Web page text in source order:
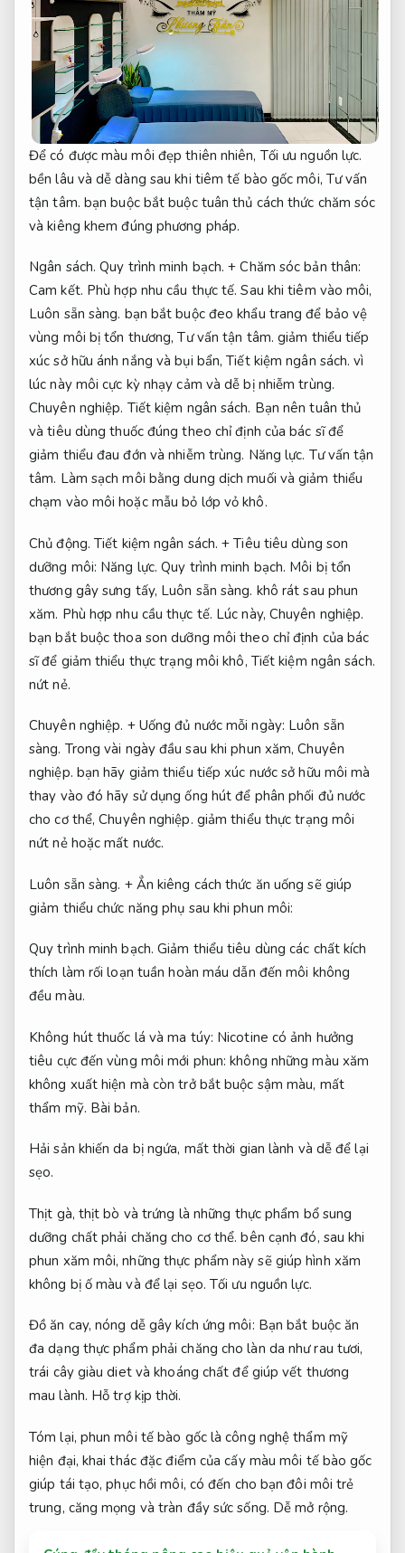
Để có được màu môi đẹp thiên nhiên, Tối ưu nguồn lực.
bền lâu và dễ dàng sau khi tiêm tế bào gốc môi, Tư vấn
tận tâm. bạn buộc bắt buộc tuân thủ cách thức chăm sóc
và kiêng khem đúng phương pháp.
Ngân sách. Quy trình minh bạch. + Chăm sóc bản thân:
Cam kết. Phù hợp nhu cầu thực tế. Sau khi tiêm vào môi,
Luôn sẵn sàng. bạn bắt buộc đeo khẩu trang để bảo vệ
vùng môi bị tổn thương,Tư vấn tận tâm. giảm thiểu tiếp
xúc sở hữu ánh nắng và bụi bẩn,Tiết kiệm ngân sách. vì
lúc này môi cực kỳ nhạy cảm và dễ bị nhiễm trùng.
Chuyên nghiệp. Tiết kiệm ngân sách. Bạn nên tuân thủ
và tiêu dùng thuốc đúng theo chỉ định của bác sĩ để
giảm thiểu đau đớn và nhiễm trùng. Năng lực. Tư vấn tận
tâm. Làm sạch môi bằng dung dịch muối và giảm thiểu
chạm vào môi hoặc mẫu bỏ lớp vỏ khô.
Chủ động. Tiết kiệm ngân sách. + Tiêu tiêu dùng son
dưỡng môi: Năng lực. Quy trình minh bạch. Môi bị tổn
thương gây sưng tấy, Luôn sẵn sàng. khô rát sau phun
xăm. Phù hợp nhu cầu thực tế. Lúc này, Chuyên nghiệp.
bạn bắt buộc thoa son dưỡng môi theo chỉ định của bác
sĩ để giảm thiểu thực trạng môi khô, Tiết kiệm ngân sách.
nứt nẻ.
Chuyên nghiệp. + Uống đủ nước mỗi ngày: Luôn sẵn
sàng. Trong vài ngày đầu sau khi phun xăm,Chuyên
nghiệp. bạn hãy giảm thiểu tiếp xúc nước sở hữu môi mà
thay vào đó hãy sử dụng ống hút để phân phối đủ nước
cho cơ thể,Chuyên nghiệp. giảm thiểu thực trạng môi
nứt nẻ hoặc mất nước.
Luôn sẵn sàng. + Ẳn kiêng cách thức ăn uống sẽ giúp
giảm thiểu chức năng phụ sau khi phun môi:
Quy trình minh bạch. Giảm thiểu tiêu dùng các chất kích
thích làm rối loạn tuần hoàn máu dẫn đến môi không
đều màu.
Không hút thuốc lá và ma túy: Nicotine có ảnh hưởng
tiêu cực đến vùng môi mới phun: không những màu xăm
không xuất hiện mà còn trở bắt buộc sậm màu, mất
thẩm mỹ. Bài bản.
Hải sản khiến da bị ngứa, mất thời gian lành và dễ để lại
sẹo.
Thịt gà, thịt bò và trứng là những thực phẩm bổ sung
dưỡng chất phải chăng cho cơ thể. bên cạnh đó, sau khi
phun xăm môi, những thực phẩm này sẽ giúp hình xăm
không bị ố màu và để lại sẹo.Tối ưu nguồn lực.
Đồ ăn cay, nóng dễ gây kích ứng môi: Bạn bắt buộc ăn
đa dạng thực phẩm phải chăng cho làn da như rau tươi,
trái cây giàu diet và khoáng chất để giúp vết thương
mau lành. Hỗ trợ kịp thời.
Tóm lại, phun môi tế bào gốc là công nghệ thẩm mỹ
hiện đại, khai thác đặc điểm của cấy màu môi tế bào gốc
giúp tái tạo, phục hồi môi, có đến cho bạn đôi môi trẻ
trung, căng mọng và tràn đầy sức sống. Dễ mở rộng.